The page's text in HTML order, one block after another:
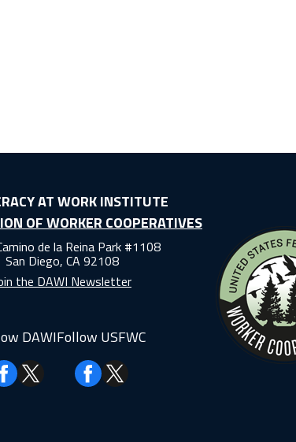
AT WORK INSTITUTE
OF WORKER COOPERATIVES
de la Reina Park #1108
San Diego, CA 92108
the DAWI Newsletter
DAWI
Facebook
Follow USFWC
Facebook